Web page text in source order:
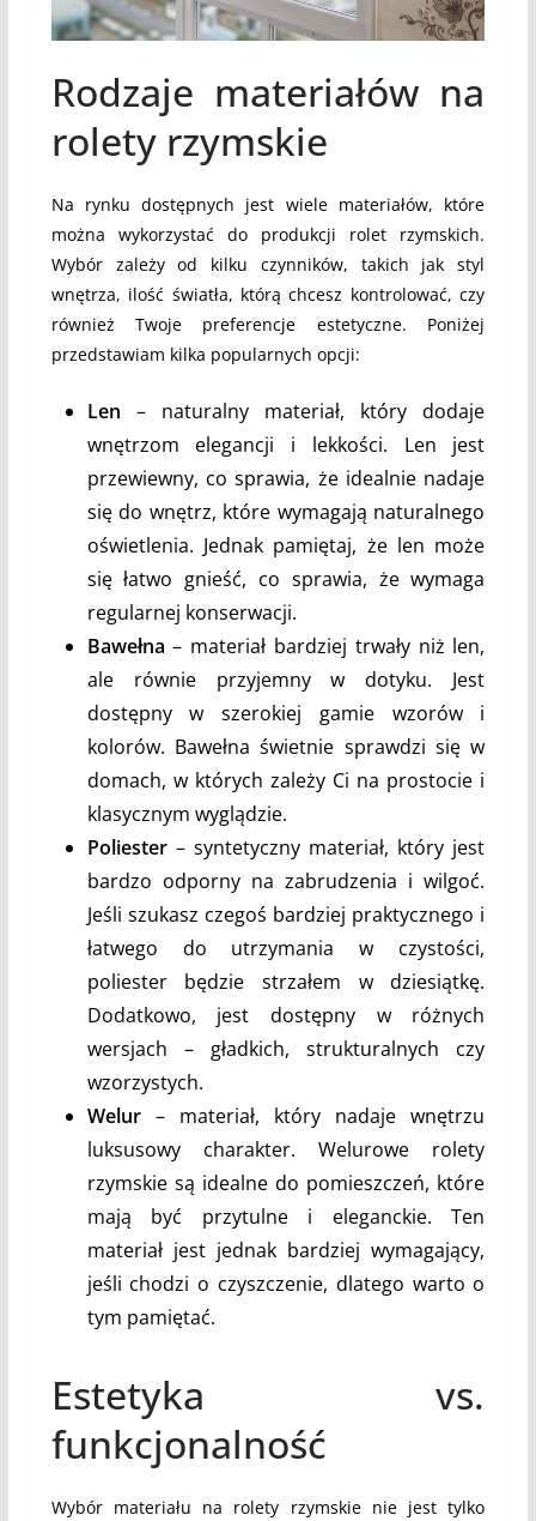
Rodzaje materiałów na
rolety rzymskie
Na rynku dostępnych jest wiele materiałów, które
można wykorzystać do produkcji rolet rzymskich.
Wybór zależy od kilku czynników, takich jak styl
wnętrza, ilość światła, którą chcesz kontrolować, czy
również Twoje preferencje estetyczne. Poniżej
przedstawiam kilka popularnych opcji:
Len – naturalny materiał, który dodaje
wnętrzom elegancji i lekkości. Len jest
przewiewny, co sprawia, że idealnie nadaje
się do wnętrz, które wymagają naturalnego
oświetlenia. Jednak pamiętaj, że len może
się łatwo gnieść, co sprawia, że wymaga
regularnej konserwacji.
Bawełna – materiał bardziej trwały niż len,
ale równie przyjemny w dotyku. Jest
dostępny w szerokiej gamie wzorów i
kolorów. Bawełna świetnie sprawdzi się w
domach, w których zależy Ci na prostocie i
klasycznym wyglądzie.
Poliester– syntetyczny materiał, który jest
bardzo odporny na zabrudzenia i wilgoć.
Jeśli szukasz czegoś bardziej praktycznego i
łatwego do utrzymania w czystości,
poliester będzie strzałem w dziesiątkę.
Dodatkowo, jest dostępny w różnych
wersjach – gładkich, strukturalnych czy
wzorzystych.
Welur– materiał, który nadaje wnętrzu
luksusowy charakter. Welurowe rolety
rzymskie są idealne do pomieszczeń, które
mają być przytulne i eleganckie. Ten
materiał jest jednak bardziej wymagający,
jeśli chodzi o czyszczenie, dlatego warto o
tym pamiętać.
Estetyka vs.
funkcjonalność
Wybór materiału na rolety rzymskie nie jest tylko